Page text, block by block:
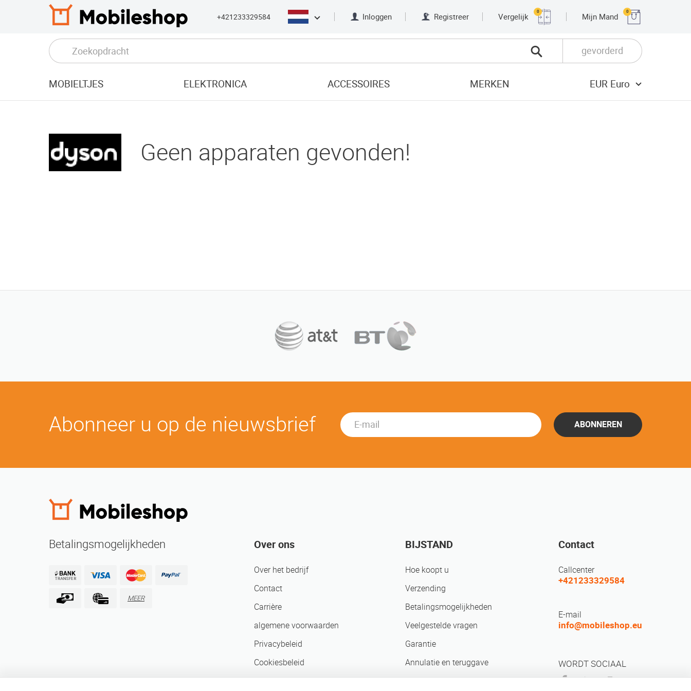
+421233329584 Inloggen Registreer Vergelijk
0
Mijn Mand
0
gevorderd
MOBIELTJES ELEKTRONICA ACCESSOIRES MERKEN EUR Euro
Geen apparaten gevonden!
Abonneer u op de nieuwsbrief ABONNEREN
Betalingsmogelijkheden
MEER
Over ons
Over het bedrijf
Contact
Carrière
algemene voorwaarden
Privacybeleid
Cookiesbeleid
Zakenpartners
BIJSTAND
Hoe koopt u
Verzending
Betalingsmogelijkheden
Veelgestelde vragen
Garantie
Annulatie en teruggave
Contact
Callcenter
+421233329584
E-mail
info@mobileshop.eu
WORDT SOCIAAL